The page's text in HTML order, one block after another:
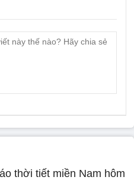
thời tiết miền Nam hôm